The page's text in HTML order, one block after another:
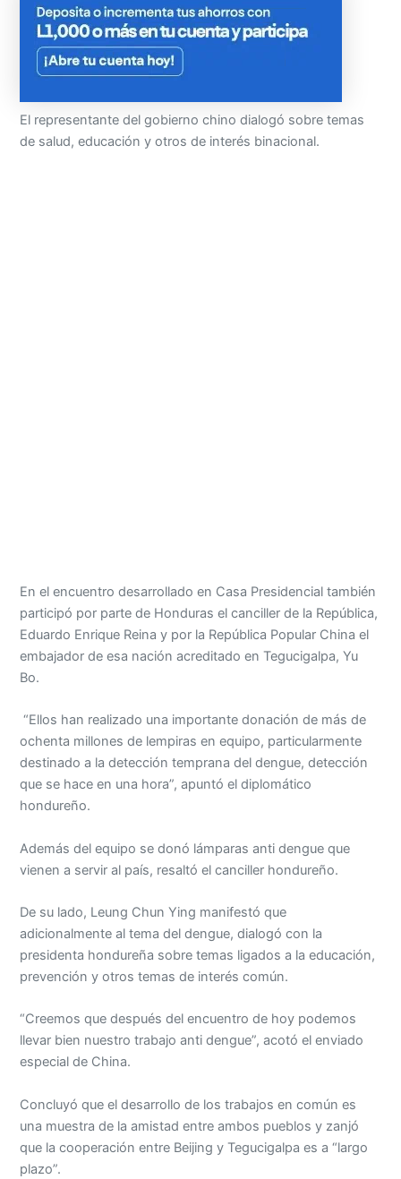
El representante del gobierno chino dialogó sobre temas
de salud, educación y otros de interés binacional.
En el encuentro desarrollado en Casa Presidencial también
participó por parte de Honduras el canciller de la República,
Eduardo Enrique Reina y por la República Popular China el
embajador de esa nación acreditado en Tegucigalpa, Yu
Bo.
“Ellos han realizado una importante donación de más de
ochenta millones de lempiras en equipo, particularmente
destinado a la detección temprana del dengue, detección
que se hace en una hora”, apuntó el diplomático
hondureño.
Además del equipo se donó lámparas anti dengue que
vienen a servir al país, resaltó el canciller hondureño.
De su lado, Leung Chun Ying manifestó que
adicionalmente al tema del dengue, dialogó con la
presidenta hondureña sobre temas ligados a la educación,
prevención y otros temas de interés común.
“Creemos que después del encuentro de hoy podemos
llevar bien nuestro trabajo anti dengue”, acotó el enviado
especial de China.
Concluyó que el desarrollo de los trabajos en común es
una muestra de la amistad entre ambos pueblos y zanjó
que la cooperación entre Beijing y Tegucigalpa es a “largo
plazo”.